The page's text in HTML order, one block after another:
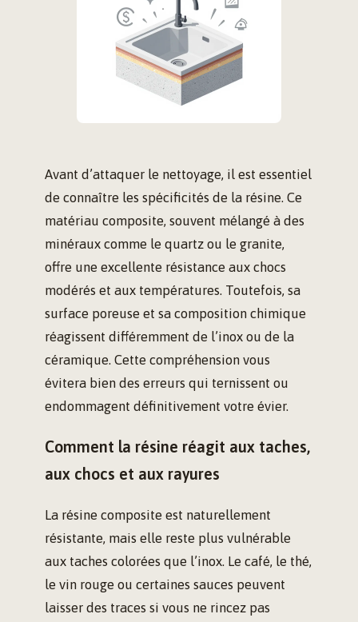
Avant d’attaquer le nettoyage, il est essentiel
de connaître les spécificités de la résine. Ce
matériau composite, souvent mélangé à des
minéraux comme le quartz ou le granite,
offre une excellente résistance aux chocs
modérés et aux températures. Toutefois, sa
surface poreuse et sa composition chimique
réagissent différemment de l’inox ou de la
céramique. Cette compréhension vous
évitera bien des erreurs qui ternissent ou
endommagent définitivement votre évier.
Comment la résine réagit aux taches,
aux chocs et aux rayures
La résine composite est naturellement
résistante, mais elle reste plus vulnérable
aux taches colorées que l’inox. Le café, le thé,
le vin rouge ou certaines sauces peuvent
laisser des traces si vous ne rincez pas